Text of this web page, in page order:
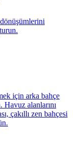
için arka bahçe
Havuz alanlarını
çakıllı zen bahçesi